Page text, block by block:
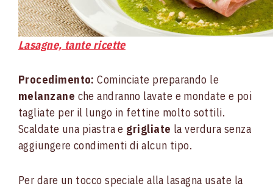
Lasagne, tante ricette
Procedimento: Cominciate preparando le
melanzane che andranno lavate e mondate e poi
tagliate per il lungo in fettine molto sottili.
Scaldate una piastra e grigliate la verdura senza
aggiungere condimenti di alcun tipo.
Per dare un tocco speciale alla lasagna usate la